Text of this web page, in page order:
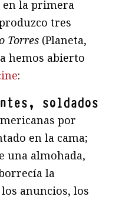
en la primera
tres
Torres (Planeta,
hemos abierto
:
soldados
por
en la cama;
una almohada,
la
anuncios, los